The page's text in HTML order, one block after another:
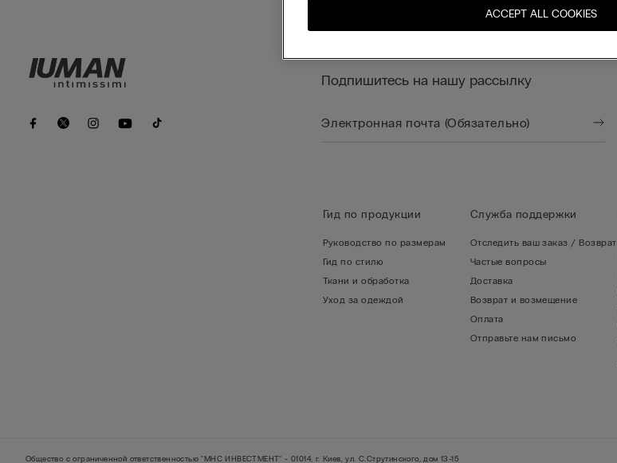
Подпишитесь на нашу рассылку
Гид по продукции
Руководство по размерам
Гид по стилю
Ткани и обработка
Уход за одеждой
Служба поддержки
Отследить ваш заказ / Возврат
Частые вопросы
Доставка
Возврат и возмещение
Оплата
Отправьте нам письмо
Общество с ограниченной ответственностью "МНС ИНВЕСТМЕНТ" - 01014, г. Киев, ул. С.Струтинского, дом 13-15
ACCEPT ALL COOKIES